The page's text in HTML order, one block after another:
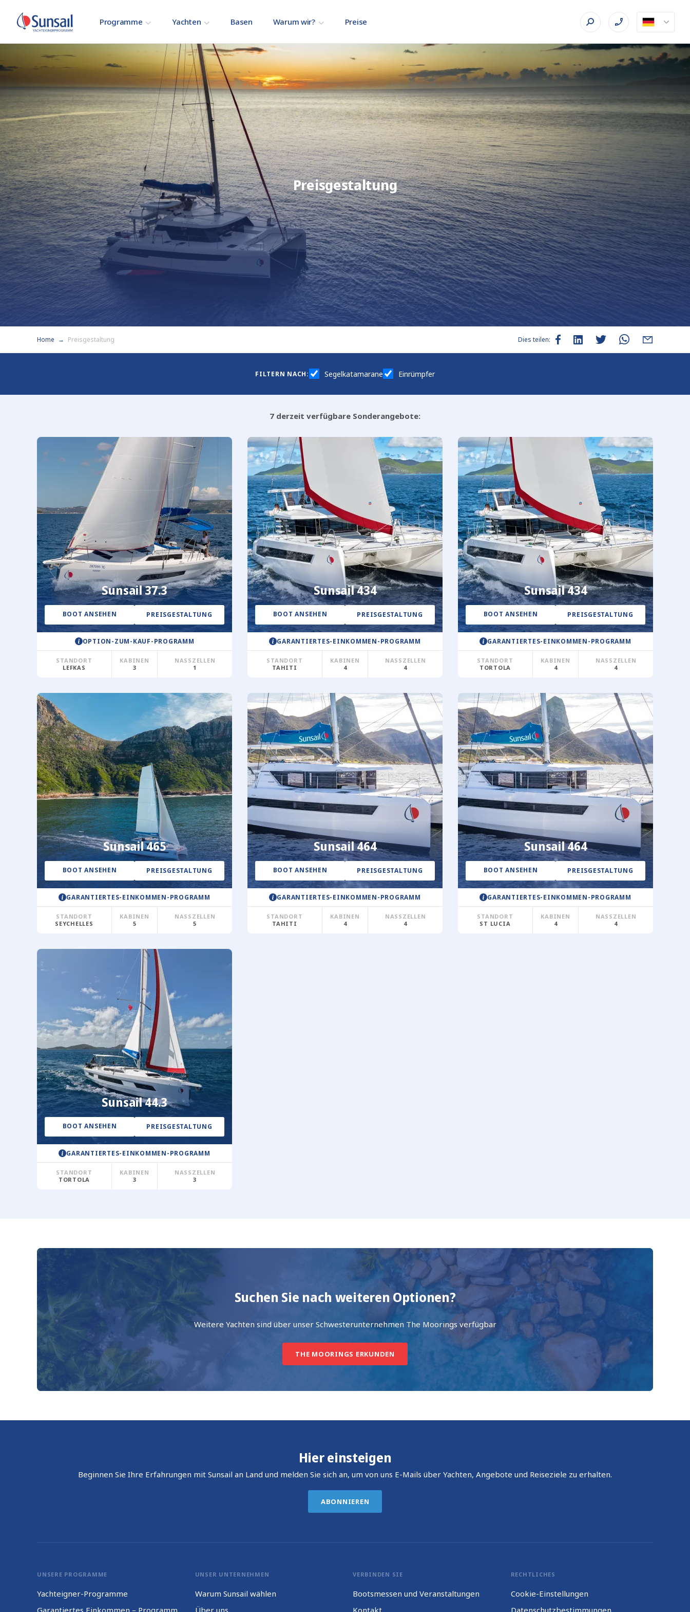
Programme Yachten Basen Warum wir? Preise
Preisgestaltung
Home Preisgestaltung Dies teilen:
FILTERN NACH: Segelkatamarane Einrümpfer
7 derzeit verfügbare Sonderangebote:
Sunsail 37.3
BOOT ANSEHEN PREISGESTALTUNG
OPTION-ZUM-KAUF-PROGRAMM
STANDORT
LEFKAS
KABINEN
3
NASSZELLEN
1
Sunsail 434
BOOT ANSEHEN PREISGESTALTUNG
GARANTIERTES-EINKOMMEN-PROGRAMM
STANDORT
TAHITI
KABINEN
4
NASSZELLEN
4
Sunsail 434
BOOT ANSEHEN PREISGESTALTUNG
GARANTIERTES-EINKOMMEN-PROGRAMM
STANDORT
TORTOLA
KABINEN
4
NASSZELLEN
4
Sunsail 465
BOOT ANSEHEN PREISGESTALTUNG
GARANTIERTES-EINKOMMEN-PROGRAMM
STANDORT
SEYCHELLES
KABINEN
5
NASSZELLEN
5
Sunsail 464
BOOT ANSEHEN PREISGESTALTUNG
GARANTIERTES-EINKOMMEN-PROGRAMM
STANDORT
TAHITI
KABINEN
4
NASSZELLEN
4
Sunsail 464
BOOT ANSEHEN PREISGESTALTUNG
GARANTIERTES-EINKOMMEN-PROGRAMM
STANDORT
ST LUCIA
KABINEN
4
NASSZELLEN
4
Sunsail 44.3
BOOT ANSEHEN PREISGESTALTUNG
GARANTIERTES-EINKOMMEN-PROGRAMM
STANDORT
TORTOLA
KABINEN
3
NASSZELLEN
3
Suchen Sie nach weiteren Optionen?
Weitere Yachten sind über unser Schwesterunternehmen The Moorings verfügbar
THE MOORINGS ERKUNDEN
Hier einsteigen
Beginnen Sie Ihre Erfahrungen mit Sunsail an Land und melden Sie sich an, um von uns E-Mails über Yachten, Angebote und Reiseziele zu erhalten.
ABONNIEREN
UNSERE PROGRAMME
Yachteigner-Programme
UNSER UNTERNEHMEN
Warum Sunsail wählen
VERBINDEN SIE
Bootsmessen und Veranstaltungen
RECHTLICHES
Cookie-Einstellungen